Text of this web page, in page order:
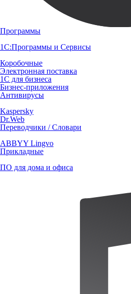
Программы
1С:Программы и Сервисы
Коробочные
Электронная поставка
1С для бизнеса
Бизнес-приложения
Антивирусы
Kaspersky
Dr.Web
Переводчики / Словари
ABBYY Lingvo
Прикладные
ПО для дома и офиса